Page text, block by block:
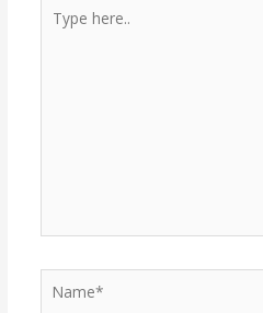
here..
Name*